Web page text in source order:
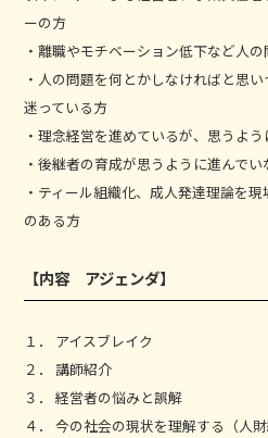
ーの方
・離職やモチベーション低下など人
・人の問題を何とかしなければと思
迷っている方
・理念経営を進めているが、思うよ
・後継者の育成が思うように進んでい
・ティール組織化、成人発達理論を
のある方
【内容 アジェンダ】
１． アイスブレイク
２． 講師紹介
３． 経営者の悩みと誤解
４． 今の社会の現状を理解する（人